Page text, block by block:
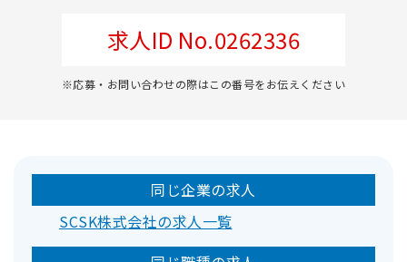
求人ID No.0262336
※応募・お問い合わせの際はこの番号をお伝えください
同じ企業の求人
SCSK株式会社の求人一覧